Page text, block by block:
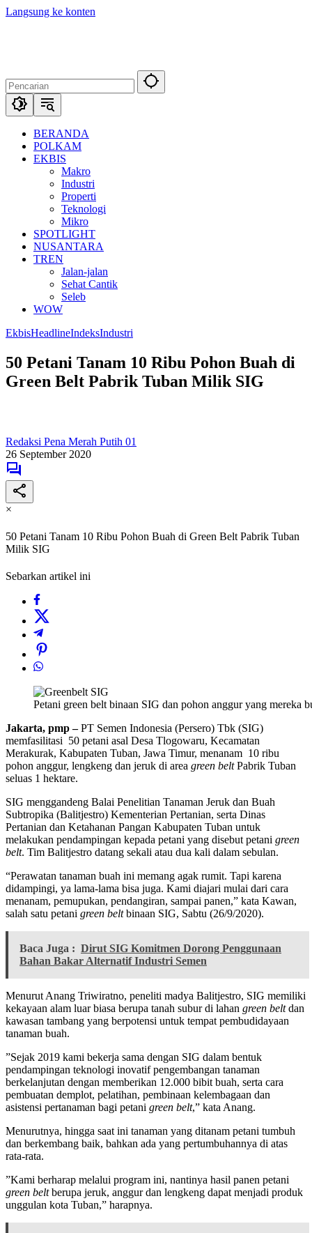
Langsung ke konten
BERANDA
POLKAM
EKBIS
Makro
Industri
Properti
Teknologi
Mikro
SPOTLIGHT
NUSANTARA
TREN
Jalan-jalan
Sehat Cantik
Seleb
WOW
EkbisHeadlineIndeksIndustri
50 Petani Tanam 10 Ribu Pohon Buah di
Green Belt Pabrik Tuban Milik SIG
Redaksi Pena Merah Putih 01
26 September 2020
×
50 Petani Tanam 10 Ribu Pohon Buah di Green Belt Pabrik Tuban
Milik SIG
Sebarkan artikel ini
Petani green belt binaan SIG dan pohon anggur yang mereka
Jakarta, pmp–PT Semen Indonesia (Persero) Tbk (SIG)
memfasilitasi 50 petani asal Desa Tlogowaru, Kecamatan
Merakurak, Kabupaten Tuban, Jawa Timur, menanam 10 ribu
pohon anggur, lengkeng dan jeruk di area green beltPabrik Tuban
seluas 1 hektare.
SIG menggandeng Balai Penelitian Tanaman Jeruk dan Buah
Subtropika (Balitjestro) Kementerian Pertanian, serta Dinas
Pertanian dan Ketahanan Pangan Kabupaten Tuban untuk
melakukan pendampingan kepada petani yang disebut petani green
belt. Tim Balitjestro datang sekali atau dua kali dalam sebulan.
“Perawatan tanaman buah ini memang agak rumit. Tapi karena
didampingi, ya lama-lama bisa juga. Kami diajari mulai dari cara
menanam, pemupukan, pendangiran, sampai panen,” kata Kawan,
salah satu petani green beltbinaan SIG, Sabtu (26/9/2020).
Baca Juga : Dirut SIG Komitmen Dorong Penggunaan
Bahan Bakar Alternatif Industri Semen
Menurut Anang Triwiratno, peneliti madya Balitjestro, SIG memiliki
kekayaan alam luar biasa berupa tanah subur di lahan green beltdan
kawasan tambang yang berpotensi untuk tempat pembudidayaan
tanaman buah.
”Sejak 2019 kami bekerja sama dengan SIG dalam bentuk
pendampingan teknologi inovatif pengembangan tanaman
berkelanjutan dengan memberikan 12.000 bibit buah, serta cara
pembuatan demplot, pelatihan, pembinaan kelembagaan dan
asistensi pertanaman bagi petani green belt,” kata Anang.
Menurutnya, hingga saat ini tanaman yang ditanam petani tumbuh
dan berkembang baik, bahkan ada yang pertumbuhannya di atas
rata-rata.
”Kami berharap melalui program ini, nantinya hasil panen petani
green beltberupa jeruk, anggur dan lengkeng dapat menjadi produk
unggulan kota Tuban,” harapnya.